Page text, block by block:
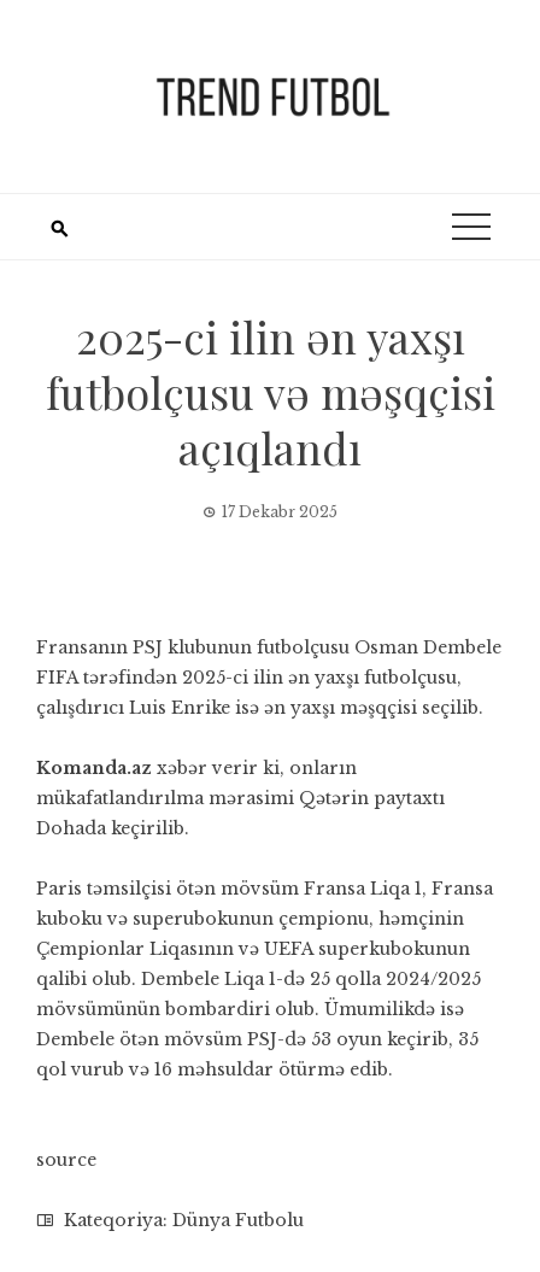
2025-ci ilin ən yaxşı
futbolçusu və məşqçisi
açıqlandı
17 Dekabr 2025
Fransanın PSJ klubunun futbolçusu Osman Dembele
FIFA tərəfindən 2025-ci ilin ən yaxşı futbolçusu,
çalışdırıcı Luis Enrike isə ən yaxşı məşqçisi seçilib.
Komanda.az xəbər verir ki, onların
mükafatlandırılma mərasimi Qətərin paytaxtı
Dohada keçirilib.
Paris təmsilçisi ötən mövsüm Fransa Liqa 1, Fransa
kuboku və superubokunun çempionu, həmçinin
Çempionlar Liqasının və UEFA superkubokunun
qalibi olub. Dembele Liqa 1-də 25 qolla 2024/2025
mövsümünün bombardiri olub. Ümumilikdə isə
Dembele ötən mövsüm PSJ-də 53 oyun keçirib, 35
qol vurub və 16 məhsuldar ötürmə edib.
source
Kateqoriya: Dünya Futbolu